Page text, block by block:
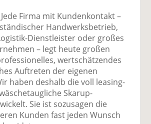
Jede Firma mit Kundenkontakt –
Handwerksbetrieb,
Dienstleister oder großes
– legt heute großen
wertschätzendes
Auftreten der eigenen
haben deshalb die voll leasing-
Skarup-
Sie ist sozusagen die
Kunden fast jeden Wunsch